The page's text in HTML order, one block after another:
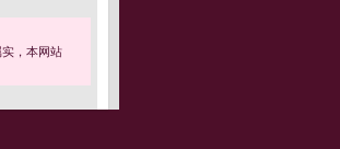
，本网站